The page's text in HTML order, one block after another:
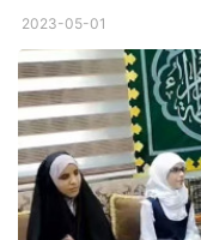
2023-05-01